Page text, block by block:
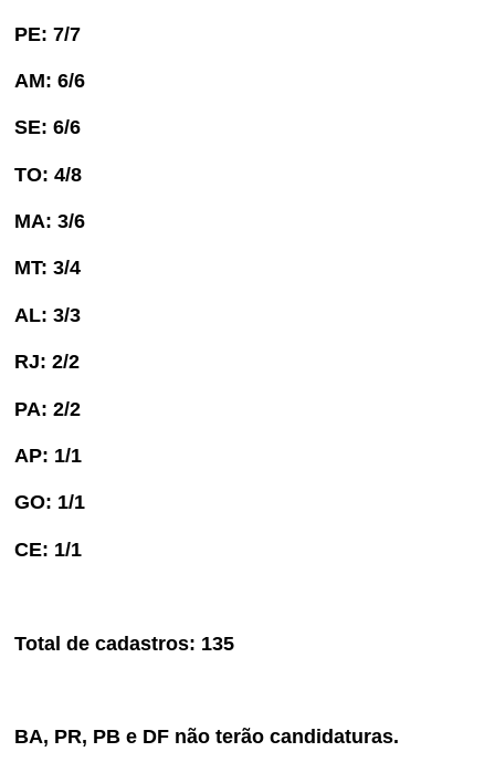
PE: 7/7
AM: 6/6
SE: 6/6
TO: 4/8
MA: 3/6
MT: 3/4
AL: 3/3
RJ: 2/2
PA: 2/2
AP: 1/1
GO: 1/1
CE: 1/1
Total de cadastros: 135
BA, PR, PB e DF não terão candidaturas.